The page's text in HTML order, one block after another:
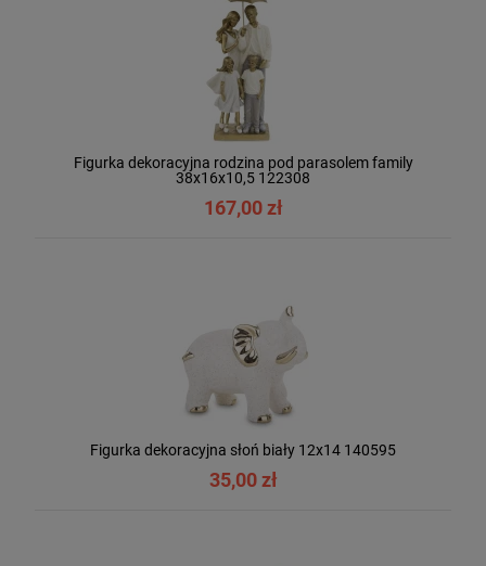
Figurka dekoracyjna rodzina pod parasolem family
38x16x10,5 122308
167,00 zł
Figurka dekoracyjna słoń biały 12x14 140595
35,00 zł